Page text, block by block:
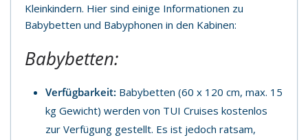
Kleinkindern. Hier sind einige Informationen zu
Babybetten und Babyphonen in den Kabinen:
Babybetten:
Verfügbarkeit: Babybetten (60 x 120 cm, max. 15
kg Gewicht) werden von TUI Cruises kostenlos
zur Verfügung gestellt. Es ist jedoch ratsam,